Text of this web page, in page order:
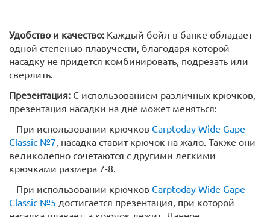
Удобство и качество: Каждый бойл в банке обладает
одной степенью плавучести, благодаря которой
насадку не придется комбинировать, подрезать или
сверлить.
Презентация: С использованием различных крючков,
презентация насадки на дне может меняться:
– При использовании крючков Carptoday Wide Gape
Classic №7 , насадка ставит крючок на жало. Также они
великолепно сочетаются с другими легкими
крючками размера 7-8.
– При использовании крючков Carptoday Wide Gape
Classic №5 достигается презентация, при которой